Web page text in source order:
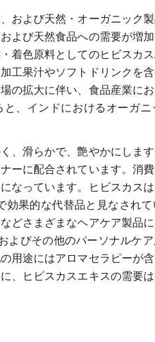
および天然・オーガニック
よび天然食品への需要が増加
着色原料としてのヒビスカ
工果汁やソフトドリンクを
の拡大に伴い、食品産業に
、インドにおけるオーガ
、滑らかで、艶やかにしま
ーに配合されています。消
なっています。ヒビスカス
果的な代替品と見なされ
どさまざまなヘアケア製品
よびその他のパーソナルケ
用途にはアロマセラピーが
、ヒビスカスエキスの需要